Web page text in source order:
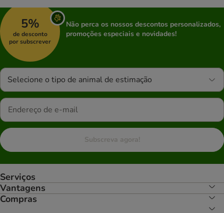
5%
de desconto
por subscrever
Não perca os nossos descontos personalizados,
promoções especiais e novidades!
Selecione o tipo de animal de estimação
Subscreva agora!
Serviços
Vantagens
Compras